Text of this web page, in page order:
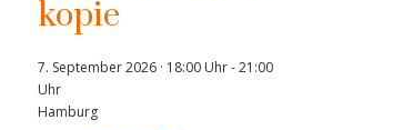
kopie
7. September 2026 · 18:00 Uhr-21:00
Uhr
Hamburg